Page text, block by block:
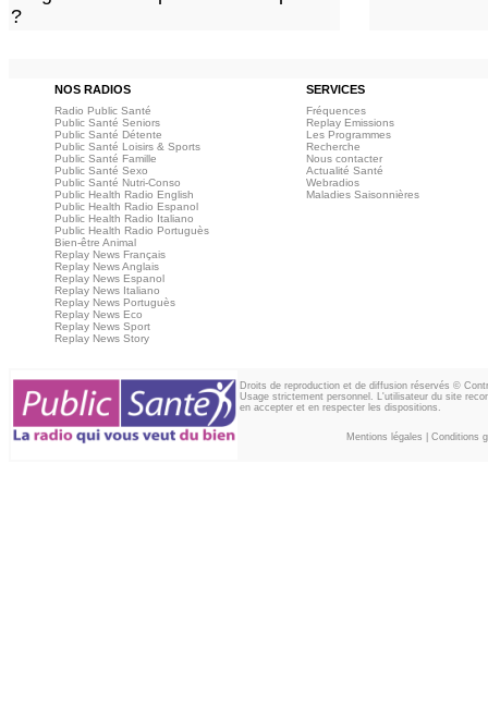
?
NOS RADIOS SERVICES
Radio Public Santé
Public Santé Seniors
Public Santé Détente
Public Santé Loisirs & Sports
Public Santé Famille
Public Santé Sexo
Public Santé Nutri-Conso
Public Health Radio English
Public Health Radio Espanol
Public Health Radio Italiano
Public Health Radio Portuguès
Bien-être Animal
Replay News Français
Replay News Anglais
Replay News Espanol
Replay News Italiano
Replay News Portuguès
Replay News Eco
Replay News Sport
Replay News Story
Fréquences
Replay Emissions
Les Programmes
Recherche
Nous contacter
Actualité Santé
Webradios
Maladies Saisonnières
Droits de reproduction et de diffusion réservés ©
Usage strictement personnel. L'utilisateur du site
en accepter et en respecter les dispositions.
Mentions légales Conditions